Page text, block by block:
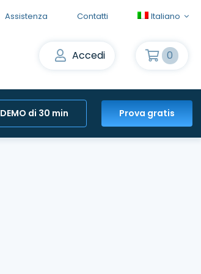
Assistenza Contatti Italiano
Accedi 0
DEMO di 30 min Prova gratis